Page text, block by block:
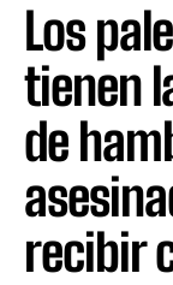
Los
tienen
de
recibir